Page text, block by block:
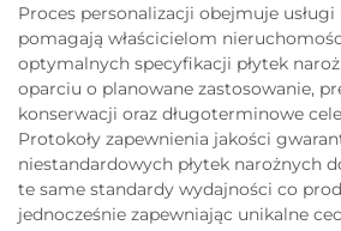
Proces personalizacji obejmuje
pomagają właścicielom
optymalnych specyfikacji płytek
oparciu o planowane zastosowanie,
konserwacji oraz długoterminowe
Protokoły zapewnienia jakości
niestandardowych płytek narożnych
te same standardy wydajności co
jednocześnie zapewniając unikalne